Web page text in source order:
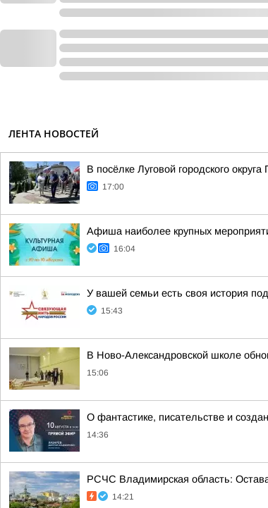
ЛЕНТА НОВОСТЕЙ
В посёлке Луговой городского
17:00
Афиша наиболее крупных
16:04
У вашей семьи есть своя история
15:43
В Ново-Александровской школе
15:06
О фантастике, писательстве и
14:36
РСЧС Владимирская область:
14:21